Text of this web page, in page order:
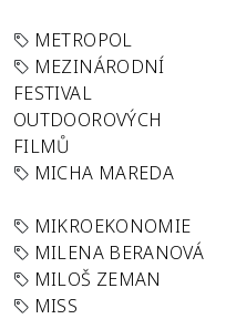
METROPOL
MEZINÁRODNÍ
FESTIVAL
OUTDOOROVÝCH
FILMŮ
MICHA MAREDA
MIKROEKONOMIE
MILENA BERANOVÁ
MILOŠ ZEMAN
MISS